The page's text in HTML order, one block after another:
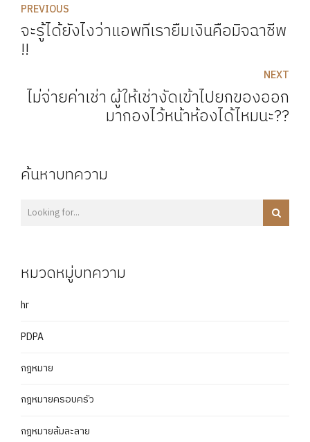
PREVIOUS
จะรู้ได้ยังไงว่าแอพที่เรายืมเงินคือมิจฉาชีพ
!!
NEXT
ไม่จ่ายค่าเช่า ผู้ให้เช่างัดเข้าไปยกของออก
มากองไว้หน้าห้องได้ไหมนะ??
ค้นหาบทความ
หมวดหมู่บทความ
hr
PDPA
กฎหมาย
กฎหมายครอบครัว
กฎหมายล้มละลาย